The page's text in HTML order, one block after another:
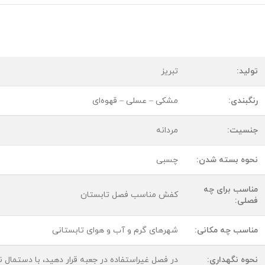
تولید: تبریز
رنگبندی: مشکی – عسلی – قهوه‌ای
جنسیت: مردانه
نحوه بسته شدن: چسبی
مناسب برای چه
فصلی:
کفش مناسب فصل تابستان
مناسب چه مکانی: شهرهای گرم و آب و هوای تابستانی
نحوه نگهداری: در فصل غیراستفاده در جعبه قرار دهید، با دستمال